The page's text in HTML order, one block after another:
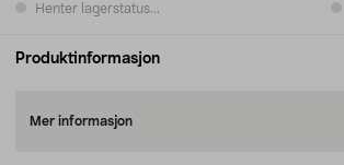
Henter lagerstatus...
Produktinformasjon
Mer informasjon